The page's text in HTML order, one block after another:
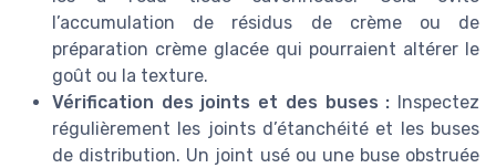
l’accumulation de résidus de crème ou de
préparation crème glacée qui pourraient altérer le
goût ou la texture.
Vérification des joints et des buses : Inspectez
régulièrement les joints d’étanchéité et les buses
de distribution. Un joint usé ou une buse obstruée